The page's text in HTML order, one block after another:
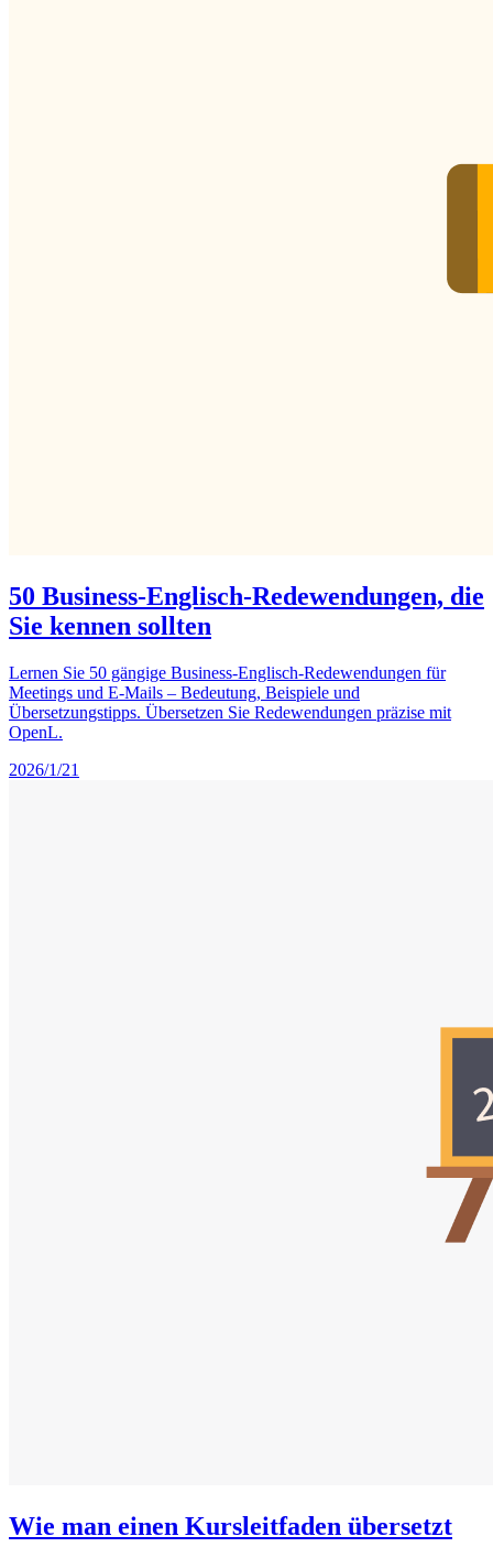
50 Business-Englisch-Redewendungen, die
Sie kennen sollten
Lernen Sie 50 gängige Business-Englisch-Redewendungen für
Meetings und E-Mails – Bedeutung, Beispiele und
Übersetzungstipps. Übersetzen Sie Redewendungen präzise mit
OpenL.
2026/1/21
Wie man einen Kursleitfaden übersetzt